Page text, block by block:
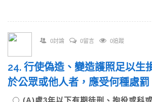
0討論 0留言 0追蹤
24. 行使偽造、變造護照足以生
於公眾或他人者，應受何種處罰
(A)處3年以下有期徒刑、拘役或科